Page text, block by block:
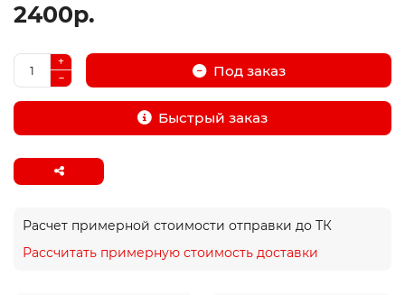
2400р.
Под заказ
Быстрый заказ
Расчет примерной стоимости отправки до ТК
Рассчитать примерную стоимость доставки